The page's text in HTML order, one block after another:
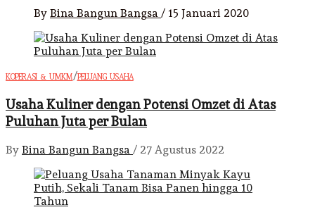
By Bina Bangun Bangsa / 15 Januari 2020
KOPERASI & UMKM/PELUANG USAHA
Usaha Kuliner dengan Potensi Omzet di Atas
Puluhan Juta per Bulan
By Bina Bangun Bangsa / 27 Agustus 2022